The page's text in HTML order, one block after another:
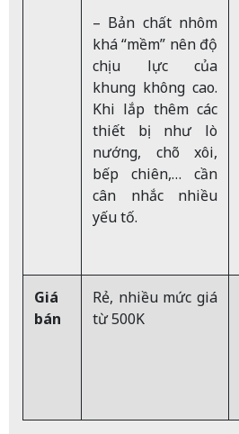
– Bản chất nhôm
khá “mềm” nên độ
chịu lực của
khung không cao.
Khi lắp thêm các
thiết bị như lò
nướng, chõ xôi,
bếp chiên,… cần
cân nhắc nhiều
yếu tố.
Giá
bán
Rẻ, nhiều mức giá
từ 500K